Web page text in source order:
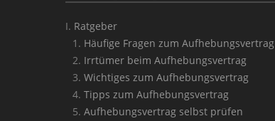
Ratgeber
Häufige Fragen zum Aufhebungsvertrag
Irrtümer beim Aufhebungsvertrag
Wichtiges zum Aufhebungsvertrag
Tipps zum Aufhebungsvertrag
Aufhebungsvertrag selbst prüfen